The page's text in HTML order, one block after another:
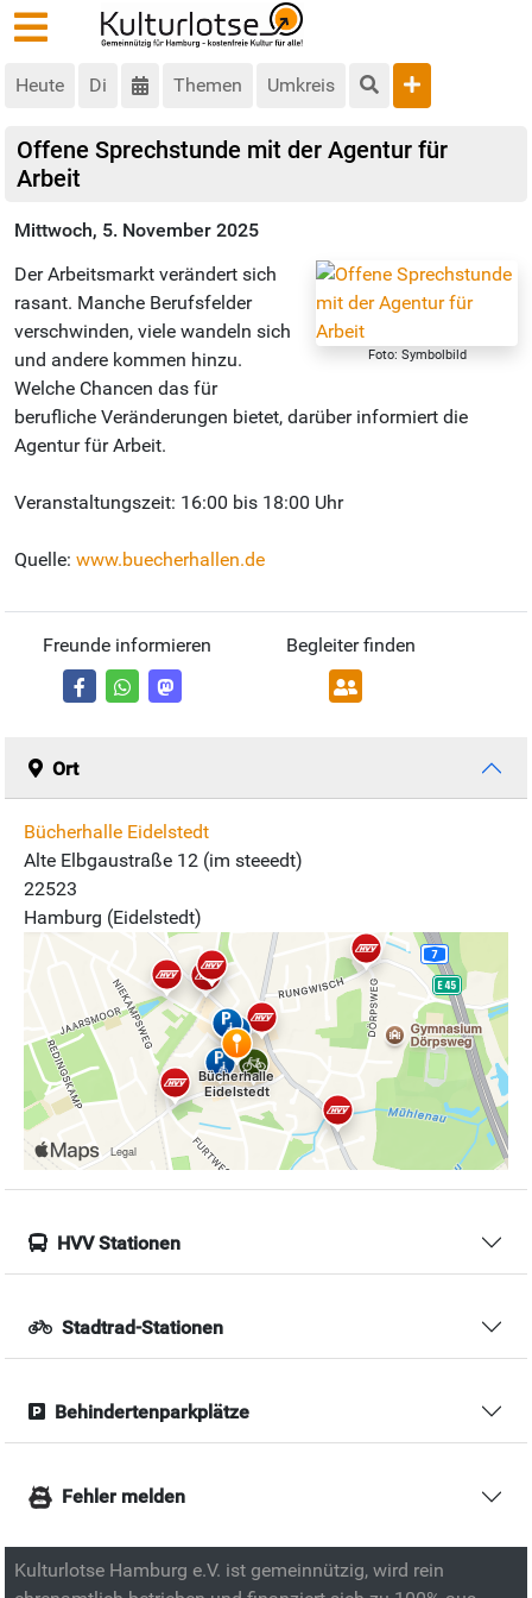
Heute Di Themen Umkreis
Offene Sprechstunde mit der Agentur für
Arbeit
Mittwoch, 5. November 2025
Foto: Symbolbild
Der Arbeitsmarkt verändert sich
rasant. Manche Berufsfelder
verschwinden, viele wandeln sich
und andere kommen hinzu.
Welche Chancen das für
berufliche Veränderungen bietet, darüber informiert die
Agentur für Arbeit.
Veranstaltungszeit: 16:00 bis 18:00 Uhr
Quelle: www.buecherhallen.de
Freunde informieren Begleiter finden
Ort
Bücherhalle Eidelstedt
Alte Elbgaustraße 12 (im steeedt)
22523
Hamburg (Eidelstedt)
HVV Stationen
Stadtrad-Stationen
Behindertenparkplätze
Fehler melden
Kulturlotse Hamburg e.V. ist gemeinnützig, wird rein